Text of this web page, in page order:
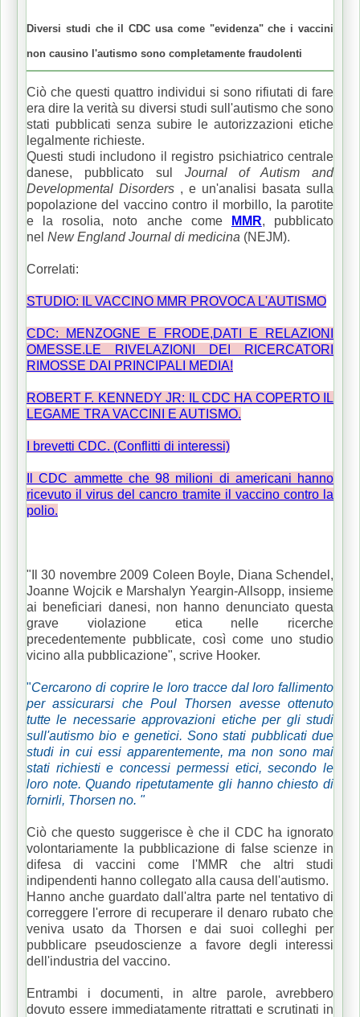
Diversi studi che il CDC usa come "evidenza" che i vaccini
non causino l'autismo sono completamente fraudolenti
Ciò che questi quattro individui si sono rifiutati di fare
era dire la verità su diversi studi sull'autismo che sono
stati pubblicati senza subire le autorizzazioni etiche
legalmente richieste.
Questi studi includono il registro psichiatrico centrale
danese, pubblicato sul Journal of Autism and
Developmental Disorders , e un'analisi basata sulla
popolazione del vaccino contro il morbillo, la parotite
e la rosolia, noto anche come
MMR, pubblicato
nel New England Journal di medicina (NEJM).
Correlati:
STUDIO: IL VACCINO MMR PROVOCA L'AUTISMO
CDC: MENZOGNE E FRODE,DATI E RELAZIONI
OMESSE.LE RIVELAZIONI DEI RICERCATORI
RIMOSSE DAI PRINCIPALI MEDIA!
ROBERT F. KENNEDY JR: IL CDC HA COPERTO IL
LEGAME TRA VACCINI E AUTISMO.
I brevetti CDC. (Conflitti di interessi)
Il CDC ammette che 98 milioni di americani hanno
ricevuto il virus del cancro tramite il vaccino contro la
polio.
"Il 30 novembre 2009 Coleen Boyle, Diana Schendel,
Joanne Wojcik e Marshalyn Yeargin-Allsopp, insieme
ai beneficiari danesi, non hanno denunciato questa
grave violazione etica nelle ricerche
precedentemente pubblicate, così come uno studio
vicino alla pubblicazione", scrive Hooker.
"Cercarono di coprire le loro tracce dal loro fallimento
per assicurarsi che Poul Thorsen avesse ottenuto
tutte le necessarie approvazioni etiche per gli studi
sull'autismo bio e genetici.Sono stati pubblicati due
studi in cui essi apparentemente, ma non sono mai
stati richiesti e concessi permessi etici, secondo le
loro note.Quando ripetutamente gli hanno chiesto di
fornirli, Thorsen no. "
Ciò che questo suggerisce è che il CDC ha ignorato
volontariamente la pubblicazione di false scienze in
difesa di vaccini come l'MMR che altri studi
indipendenti hanno collegato alla causa dell'autismo.
Hanno anche guardato dall'altra parte nel tentativo di
correggere l'errore di recuperare il denaro rubato che
veniva usato da Thorsen e dai suoi colleghi per
pubblicare pseudoscienze a favore degli interessi
dell'industria del vaccino.
Entrambi i documenti, in altre parole, avrebbero
dovuto essere immediatamente ritrattati e scrutinati in